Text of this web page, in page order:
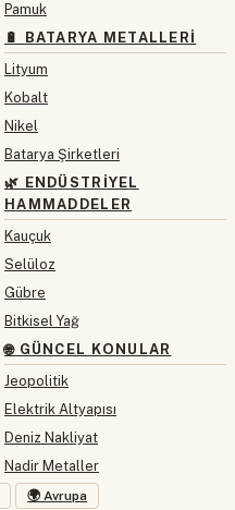
Pamuk
🔋 BATARYA METALLERI
Lityum
Kobalt
Nikel
Batarya Şirketleri
🌿 ENDÜSTRIYEL
HAMMADDELER
Kauçuk
Selüloz
Gübre
Bitkisel Yağ
🌐 GÜNCEL KONULAR
Jeopolitik
Elektrik Altyapısı
Deniz Nakliyat
Nadir Metaller
🌍 Avrupa